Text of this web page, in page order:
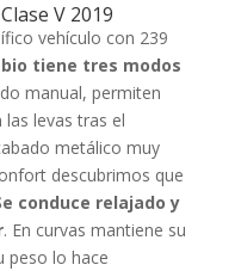
V 2019
vehículo con 239
tiene tres modos
manual, permiten
levas tras el
metálico muy
descubrimos que
conduce relajado y
. En curvas mantiene su
peso lo hace